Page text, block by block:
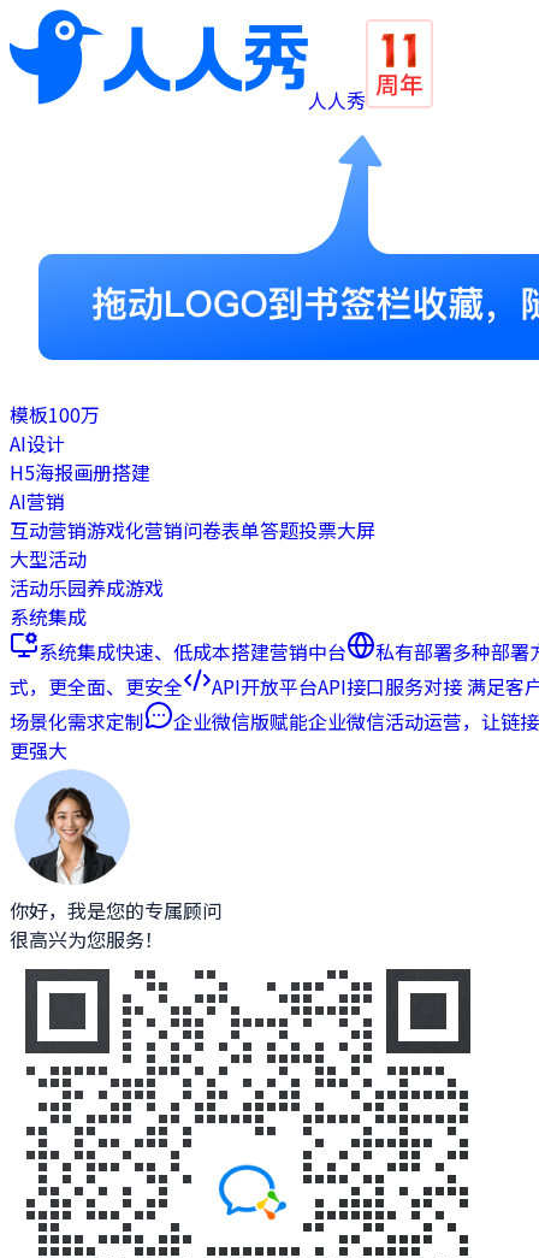
人人秀
模板100万
AI设计
H5海报画册搭建
AI营销
互动营销游戏化营销问卷表单答题投票大屏
大型活动
活动乐园养成游戏
系统集成
系统集成快速、低成本搭建营销中台 私有部署多种部署
式，更全面、更安全
API开放平台API接口服务对接 满足客
场景化需求定制
企业微信版赋能企业微信活动运营，让链接
更强大
你好，我是您的专属顾问
很高兴为您服务！